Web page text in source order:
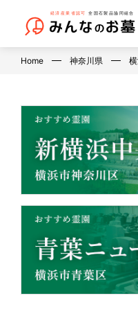
Home 神奈川県